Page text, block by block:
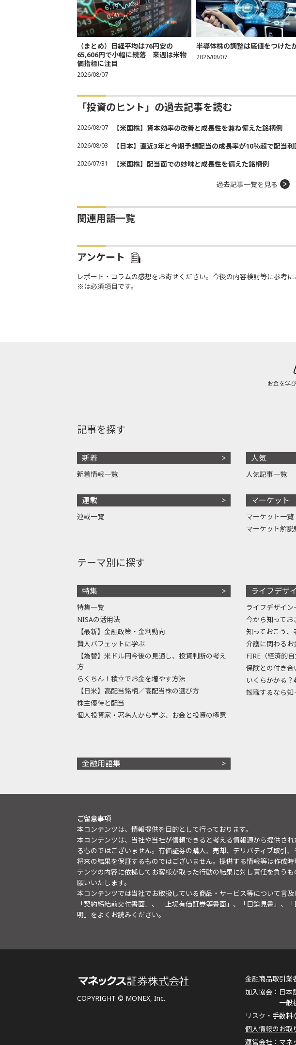
（まとめ）日経平均は76円安の
65,606円で小幅に続落 来週は米物
価指標に注目
2026/08/07
半導体株の調整は底値をつけた
2026/08/07
「投資のヒント」の過去記事を読む
2026/08/07 【米国株】資本効率の改善と成長性を兼ね備えた銘柄例
2026/08/03 【日本】直近3年と今期予想配当の成長率が10％超で配当
2026/07/31 【米国株】配当面での妙味と成長性を備えた銘柄例
過去記事一覧を見る
関連用語一覧
アンケート
レポート・コラムの感想をお寄せください。今後の内容検討等に参考に
※は必須項目です。
お金を学
記事を探す
新着
新着情報一覧
連載
連載一覧
人気
人気記事一覧
マーケット
マーケット一覧
マーケット解説
テーマ別に探す
特集
特集一覧
NISAの活用法
【最新】金融政策・金利動向
賢人バフェットに学ぶ
【為替】米ドル円今後の見通し、投資判断の考え
方
らくちん！積立でお金を増やす方法
【日米】高配当銘柄／高配当株の選び方
株主優待と配当
個人投資家・著名人から学ぶ、お金と投資の極意
ライフデザ
ライフデザイン
今から知ってお
知っておこう
介護に関わるお
FIRE（経済的自
保険との付き合
いくらかかる
転職するなら知
金融用語集
ご留意事項
本コンテンツは、情報提供を目的として行っております。
本コンテンツは、当社や当社が信頼できると考える情報源から提供さ
るものではございません。有価証券の購入、売却、デリバティブ取引
将来の結果を保証するものではございません。提供する情報等は作成
テンツの内容に依拠してお客様が取った行動の結果に対し責任を負う
願いいたします。
本コンテンツでは当社でお取扱している商品・サービス等について言
「契約締結前交付書面」、「上場有価証券等書面」、「目論見書」、
明 」をよくお読みください。
COPYRIGHT © MONEX, Inc.
金融商品取引
日本
一般
リスク・手数料
個人情報のお取
マネ